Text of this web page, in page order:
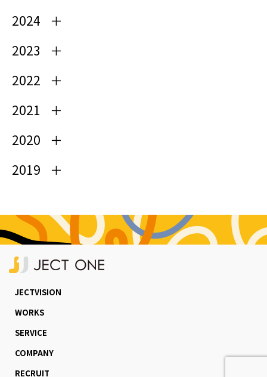
2024
2023
2022
2021
2020
2019
JECTVISION
WORKS
SERVICE
COMPANY
RECRUIT